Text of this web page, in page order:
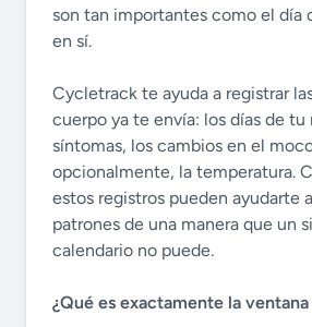
son tan importantes como el día
en sí.
Cycletrack te ayuda a registrar
cuerpo ya te envía: los días de tu
síntomas, los cambios en el
opcionalmente, la temperatura.
estos registros pueden ayudarte
patrones de una manera que un
calendario no puede.
¿Qué es exactamente la